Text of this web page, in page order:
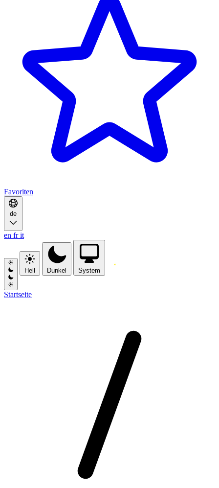
Favoriten
de
en frit
Hell Dunkel System
Startseite